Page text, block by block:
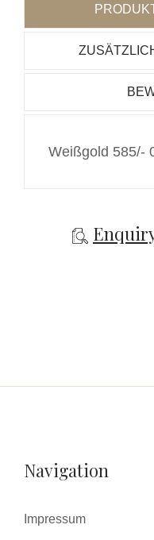
Weißgold 585/-
Navigation
Impressum